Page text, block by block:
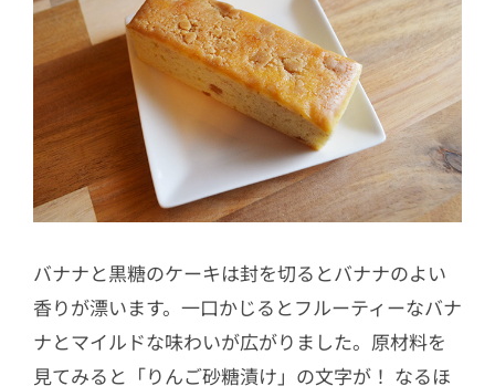
バナナと黒糖のケーキは封を切るとバナナのよい
香りが漂います。一口かじるとフルーティーなバナ
ナとマイルドな味わいが広がりました。原材料を
見てみると「りんご砂糖漬け」の文字が！ なるほ